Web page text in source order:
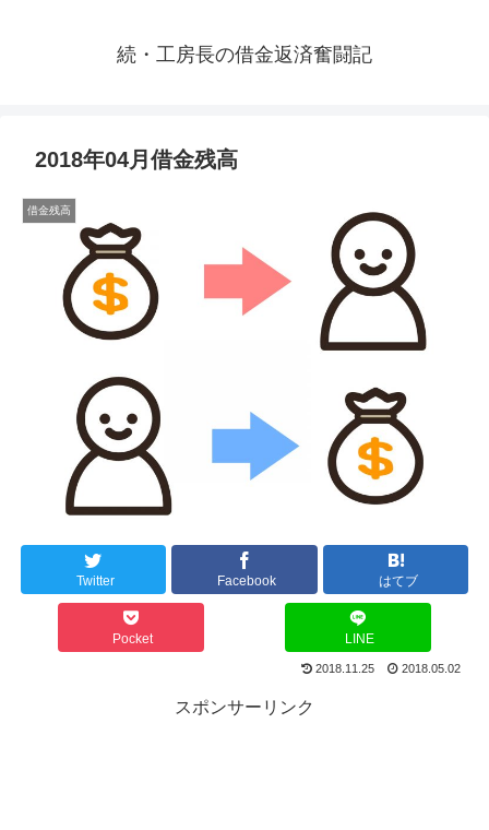
続・工房長の借金返済奮闘記
2018年04月借金残高
借金残高
Twitter Facebook はてブ
Pocket LINE
2018.11.25 2018.05.02
スポンサーリンク